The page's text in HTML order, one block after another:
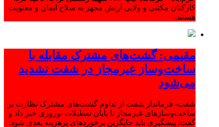
کارکنان مکتبی و ولایی ارتش مجهز به سلاح ایمان و معنویت
هستند.
مقیمی: گشت‌های مشترک مقابله با
ساخت‌وساز غیرمجاز در شفت تشدید
می‌شود
شفت- فرماندار شفت از تداوم گشت‌های مشترک نظارت بر
ساخت‌وسازهای غیرمجاز تا پایان تعطیلات نوروزی خبر داد و
گفت: پیشگیری باید جایگزین برخوردهای پرهزینه بعدی شود.